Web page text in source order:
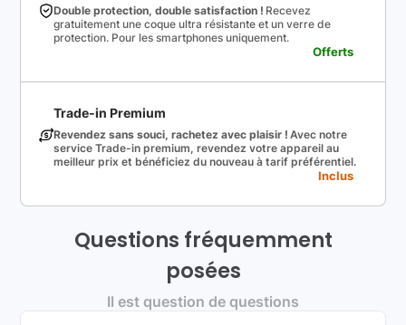
Double protection, double satisfaction ! Recevez
gratuitement une coque ultra résistante et un verre de
protection. Pour les smartphones uniquement.
Offerts
Trade-in Premium
Revendez sans souci, rachetez avec plaisir ! Avec notre
service Trade-in premium, revendez votre appareil au
meilleur prix et bénéficiez du nouveau à tarif préférentiel.
Inclus
Questions fréquemment
posées
Il est question de questions